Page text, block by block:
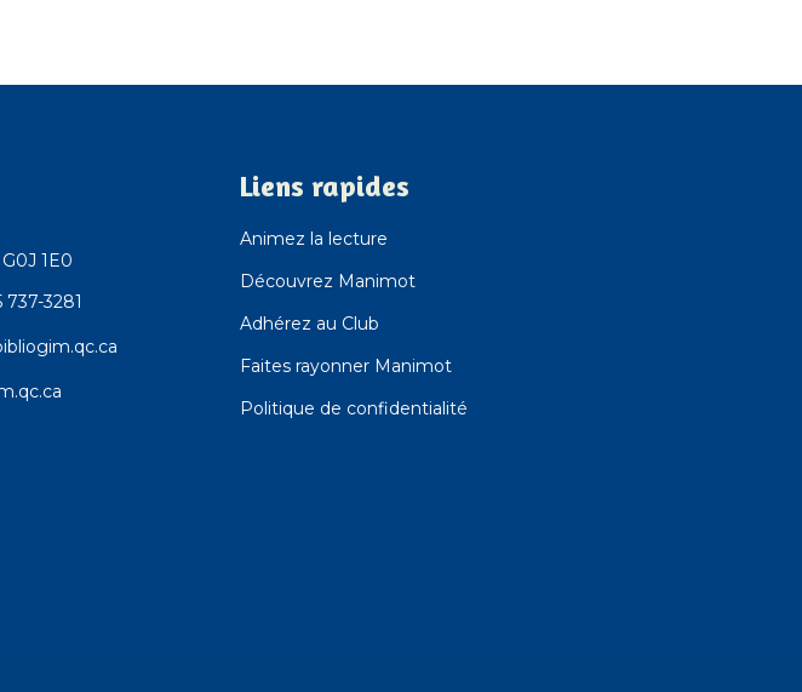
1E0
737-3281
Liens rapides
Animez la lecture
Découvrez Manimot
Adhérez au Club
Faites rayonner Manimot
Politique de confidentialité